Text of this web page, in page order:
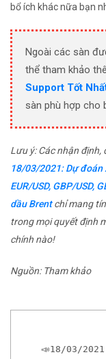
bổ ích khác nữa bạn
Ngoài các sàn
thể tham khảo
Support Tốt
sàn phù hợp cho
Lưu ý: Các nhận
18/03/2021: Dự
EUR/USD, GBP/USD,
dầu Brentchỉ mang
trong mọi quyết định
chính nào!
Nguồn: Tham khảo
📣18/03/2021: